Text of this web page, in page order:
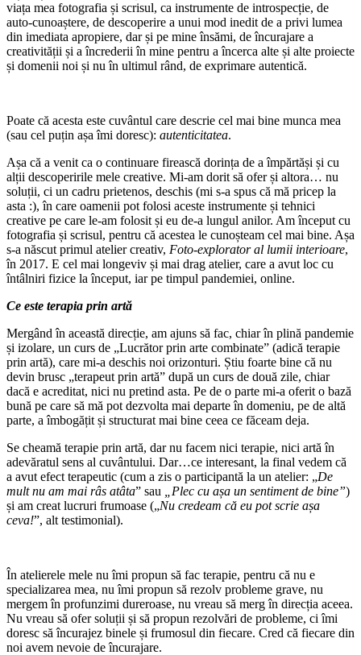
viața mea fotografia și scrisul, ca instrumente de introspecție, de
auto-cunoaștere, de descoperire a unui mod inedit de a privi lumea
din imediata apropiere, dar și pe mine însămi, de încurajare a
creativității și a încrederii în mine pentru a încerca alte și alte proiecte
și domenii noi și nu în ultimul rând, de exprimare autentică.
Poate că acesta este cuvântul care descrie cel mai bine munca mea
(sau cel puțin așa îmi doresc): autenticitatea.
Așa că a venit ca o continuare firească dorința de a împărtăși și cu
alții descoperirile mele creative. Mi-am dorit să ofer și altora… nu
soluții, ci un cadru prietenos, deschis (mi s-a spus că mă pricep la
asta :), în care oamenii pot folosi aceste instrumente și tehnici
creative pe care le-am folosit și eu de-a lungul anilor. Am început cu
fotografia și scrisul, pentru că acestea le cunoșteam cel mai bine. Așa
s-a născut primul atelier creativ, Foto-explorator al lumii interioare,
în 2017. E cel mai longeviv și mai drag atelier, care a avut loc cu
întâlniri fizice la început, iar pe timpul pandemiei, online.
Ce este terapia prin artă
Mergând în această direcție, am ajuns să fac, chiar în plină pandemie
și izolare, un curs de „Lucrător prin arte combinate” (adică terapie
prin artă), care mi-a deschis noi orizonturi. Știu foarte bine că nu
devin brusc „terapeut prin artă” după un curs de două zile, chiar
dacă e acreditat, nici nu pretind asta. Pe de o parte mi-a oferit o bază
bună pe care să mă pot dezvolta mai departe în domeniu, pe de altă
parte, a îmbogățit și structurat mai bine ceea ce făceam deja.
Se cheamă terapie prin artă, dar nu facem nici terapie, nici artă în
adevăratul sens al cuvântului. Dar…ce interesant, la final vedem că
a avut efect terapeutic (cum a zis o participantă la un atelier: „De
mult nu am mai râs atâta” sau „Plec cu așa un sentiment de bine”)
și am creat lucruri frumoase („Nu credeam că eu pot scrie așa
ceva!”, alt testimonial).
În atelierele mele nu îmi propun să fac terapie, pentru că nu e
specializarea mea, nu îmi propun să rezolv probleme grave, nu
mergem în profunzimi dureroase, nu vreau să merg în direcția aceea.
Nu vreau să ofer soluții și să propun rezolvări de probleme, ci îmi
doresc să încurajez binele și frumosul din fiecare. Cred că fiecare din
noi avem nevoie de încurajare.